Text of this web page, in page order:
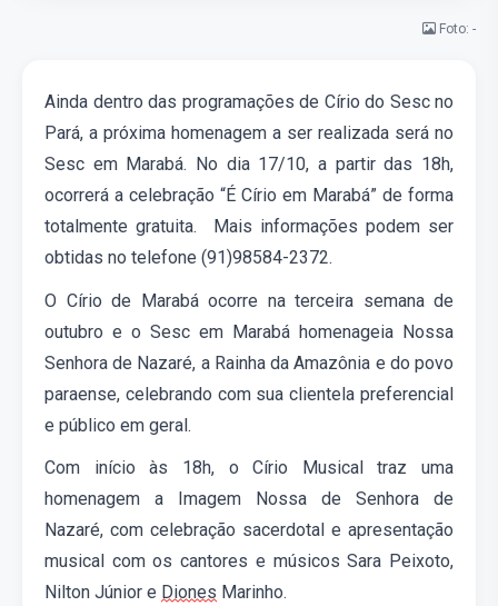
Foto: -
Ainda dentro das programações de Círio do Sesc no
Pará, a próxima homenagem a ser realizada será no
Sesc em Marabá. No dia 17/10, a partir das 18h,
ocorrerá a celebração “É Círio em Marabá” de forma
totalmente gratuita. Mais informações podem ser
obtidas no telefone (91)98584-2372.
O Círio de Marabá ocorre na terceira semana de
outubro e o Sesc em Marabá homenageia Nossa
Senhora de Nazaré, aRainha da Amazônia e do povo
paraense, celebrando com sua clientela preferencial
e público em geral.
Com início às 18h,o Círio Musical
traz uma
homenagem a Imagem Nossa de Senhora de
Nazaré, com celebração sacerdotal e apresentação
musical com os cantores e músicos Sara Peixoto,
Nilton Júnior e Diones Marinho.